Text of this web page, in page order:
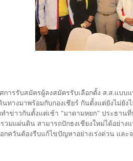
การรับสมัครผู้ลงสมัครรับเลือกตั้ง ส.ส.แบบ
ทางมาพร้อมกับกองเชียร์ กันตั้งแต่ยังไม่ยั
ำข่าวกันตั้งแต่เช้า "มาดามหยก" ประธา
วมแผ่นดิน สามารถปักธงเชียงใหม่ได้อย่าง
ควันต้องรีบแก้ไขปัญหาอย่างเร่งด่วน และ